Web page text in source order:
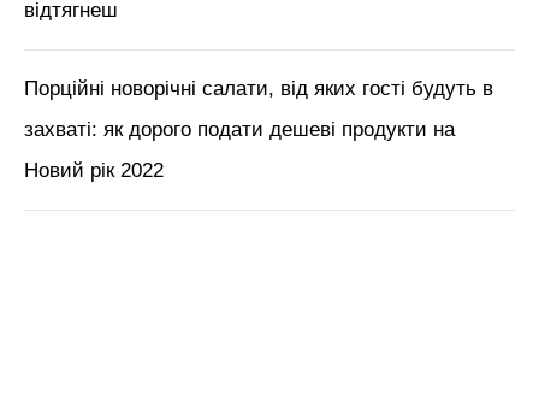
відтягнеш
Порційні новорічні салати, від яких гості будуть в
захваті: як дорого подати дешеві продукти на
Новий рік 2022